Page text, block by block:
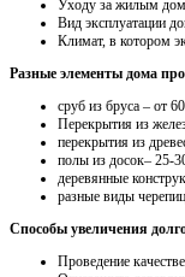
Уходу за жилым
Вид эксплуатации
Климат, в котором
Разные элементы дома
сруб из бруса – от
Перекрытия из
перекрытия из
полы из досок– 25-
деревянные
разные виды
Способы увеличения
Проведение